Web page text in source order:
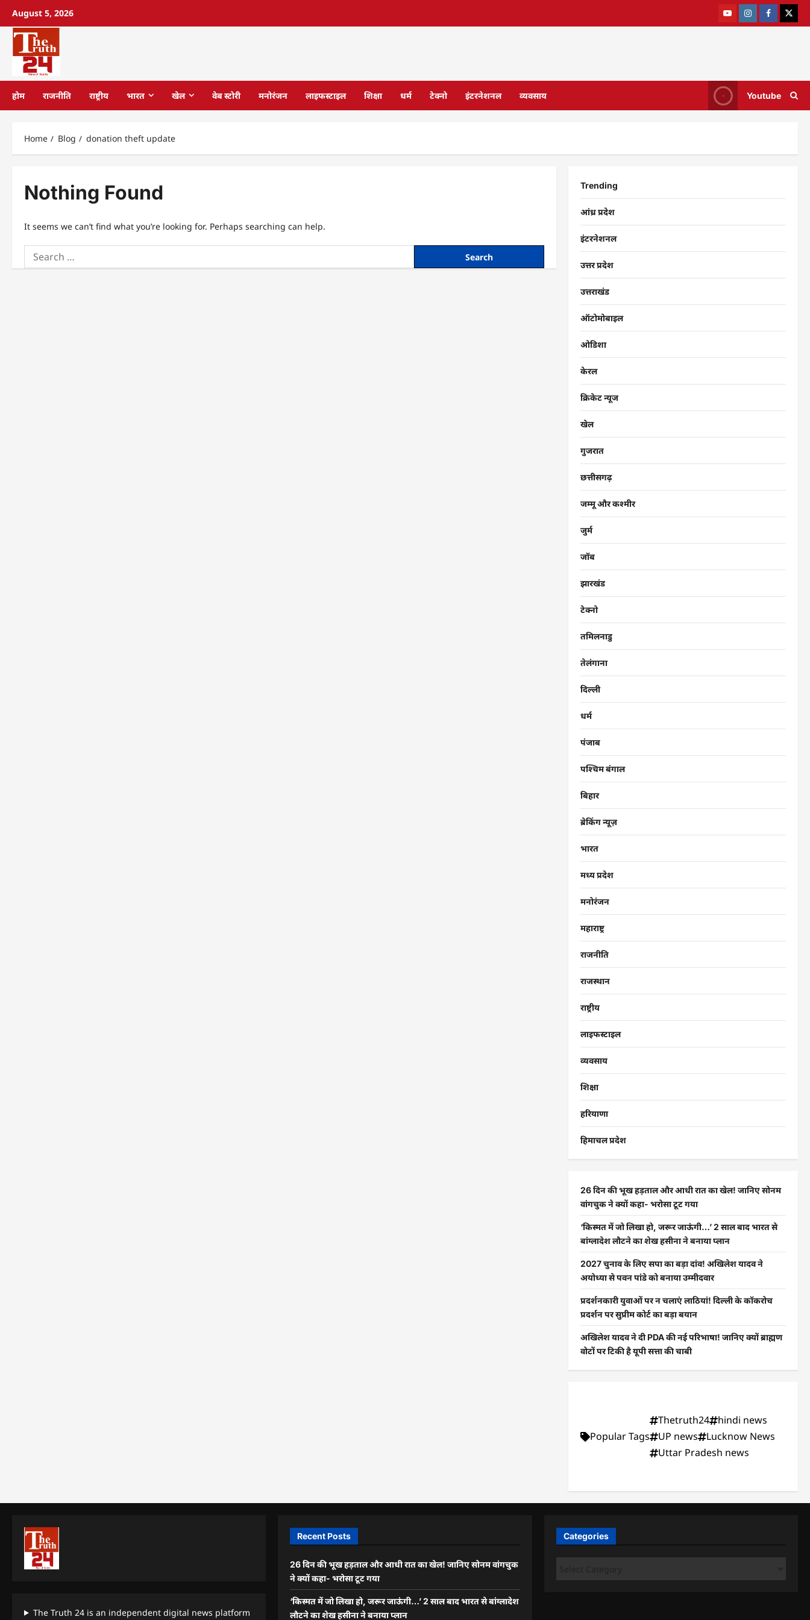
August 5, 2026
होम राजनीति राष्ट्रीय भारत खेल वेब स्टोरी मनोरंजन लाइफस्टाइल शिक्षा धर्म टेक्नो इंटरनेशनल व्यवसाय Youtube
Home Blog donation theft update
Nothing Found
It seems we can’t find what you’re looking for. Perhaps searching can help.
Trending
आंध्र प्रदेश
इंटरनेशनल
उत्तर प्रदेश
उत्तराखंड
ऑटोमोबाइल
ओडिशा
केरल
क्रिकेट न्यूज
खेल
गुजरात
छत्तीसगढ़
जम्मू और कश्मीर
जुर्म
जॉब
झारखंड
टेक्नो
तमिलनाडु
तेलंगाना
दिल्ली
धर्म
पंजाब
पश्चिम बंगाल
बिहार
ब्रेकिंग न्यूज़
भारत
मध्य प्रदेश
मनोरंजन
महाराष्ट्र
राजनीति
राजस्थान
राष्ट्रीय
लाइफस्टाइल
व्यवसाय
शिक्षा
हरियाणा
हिमाचल प्रदेश
26 दिन की भूख हड़ताल और आधी रात का खेल! जानिए सोनम
वांगचुक ने क्यों कहा- भरोसा टूट गया
‘किस्मत में जो लिखा हो, जरूर जाऊंगी…’ 2 साल बाद भारत से
बांग्लादेश लौटने का शेख हसीना ने बनाया प्लान
2027 चुनाव के लिए सपा का बड़ा दांव! अखिलेश यादव ने
अयोध्या से पवन पांडे को बनाया उम्मीदवार
प्रदर्शनकारी युवाओं पर न चलाएं लाठियां! दिल्ली के कॉकरोच
प्रदर्शन पर सुप्रीम कोर्ट का बड़ा बयान
अखिलेश यादव ने दी PDA की नई परिभाषा! जानिए क्यों ब्राह्मण
वोटों पर टिकी है यूपी सत्ता की चाबी
Popular Tags
Thetruth24
hindi news
UP news
Lucknow News
Uttar Pradesh news
The Truth 24 is an independent digital news platform
Recent Posts
26 दिन की भूख हड़ताल और आधी रात का खेल! जानिए सोनम वांगचुक
ने क्यों कहा- भरोसा टूट गया
‘किस्मत में जो लिखा हो, जरूर जाऊंगी…’ 2 साल बाद भारत से बांग्लादेश
लौटने का शेख हसीना ने बनाया प्लान
Categories